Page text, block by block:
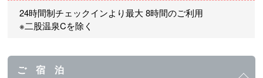
24時間制チェックインより最大 8時間のご利用
※二股温泉Cを除く
ご 宿 泊